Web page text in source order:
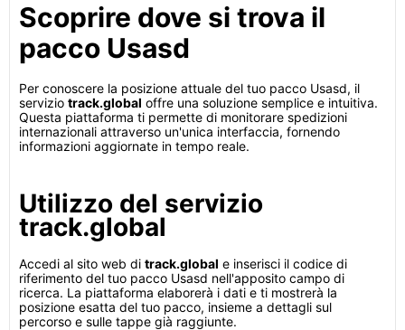
Scoprire dove si trova il
pacco Usasd
Per conoscere la posizione attuale del tuo pacco Usasd, il
servizio track.global offre una soluzione semplice e intuitiva.
Questa piattaforma ti permette di monitorare spedizioni
internazionali attraverso un'unica interfaccia, fornendo
informazioni aggiornate in tempo reale.
Utilizzo del servizio
track.global
Accedi al sito web di track.global e inserisci il codice di
riferimento del tuo pacco Usasd nell'apposito campo di
ricerca. La piattaforma elaborerà i dati e ti mostrerà la
posizione esatta del tuo pacco, insieme a dettagli sul
percorso e sulle tappe già raggiunte.